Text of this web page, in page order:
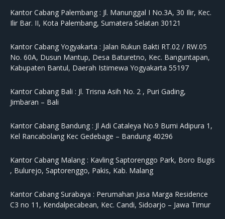
Kantor Cabang Palembang : Jl. Manunggal I No.3A, 30 Ilir, Kec.
Ilir Bar. II, Kota Palembang, Sumatera Selatan 30121
Kantor Cabang Yogyakarta : Jalan Rukun Bakti RT.02 / RW.05
No. 60A, Dusun Mantup, Desa Baturetno, Kec. Banguntapan,
Kabupaten Bantul, Daerah Istimewa Yogyakarta 55197
Kantor Cabang Bali : Jl. Trisna Asih No. 2 , Puri Gading,
Jimbaran – Bali
Kantor Cabang Bandung : Jl Adi Cataleya No.9 Bumi Adipura 1,
Kel Rancabolang Kec Gedebage – Bandung 40296
Kantor Cabang Malang : Kavling Saptorenggo Park, Boro Bugis
, Bulurejo, Saptorenggo, Pakis, Kab. Malang
Kantor Cabang Surabaya : Perumahan Jasa Marga Residence
C3 no 11, Kendalpecabean, Kec. Candi, Sidoarjo – Jawa Timur